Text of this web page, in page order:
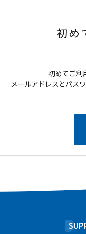
初め
初めてご利
メールアドレスとパス